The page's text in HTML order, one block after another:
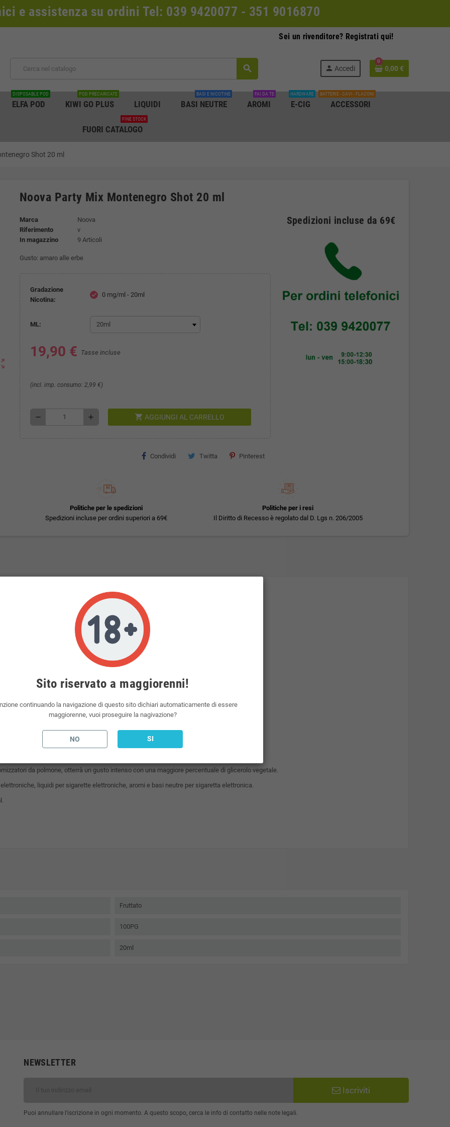
e assistenza su ordini Tel: 039 9420077 - 351 9016870
Sei un rivenditore? Registrati qui!
search person Accedi
0
0,00 €
ELFA POD
DISPOSABLE POD
KIWI GO PLUS
POD PRECARICATE
LIQUIDI BASI NEUTRE
BASI E NICOTINE
AROMI
FAI DA TE
E-CIG
HARDWARE
ACCESSORI
BATTERIE - CAVI - FLACONI
FUORI CATALOGO
FINE STOCK
Shot 20 ml
Noova Party Mix Montenegro Shot 20 ml
Marca
Noova
Riferimento
v
In magazzino
9 Articoli
Gusto: amaro alle erbe
Gradazione
Nicotina:
check 0 mg/ml - 20ml
ML:
19,90 € Tasse incluse
(incl. imp. consumo: 2,99 €)
remove add shopping_cart AGGIUNGI AL CARRELLO
Condividi Twitta Pinterest
Spedizioni incluse da 69€
Politiche per le spedizioni
Spedizioni incluse per ordini superiori a 69€
Politiche per i resi
Il Diritto di Recesso è regolato dal D. Lgs n. 206/2005
10ml per raggiungere la percentuale desiderata.
prezzo del liquido scomposto.
presenti sul mercato. Noova è un marchio del mondo dello svapo.
gradazione in base alle vostre esigenze.
da polmone, otterrà un gusto intenso con una maggiore percentuale di glicerolo vegetale.
liquidi per sigarette elettroniche, aromi e basi neutre per sigaretta elettronica.
Fruttato
100PG
20ml
NEWSLETTER
Iscriviti
Puoi annullare l'iscrizione in ogni momento. A questo scopo, cerca le info di contatto nelle note legali.
Sito riservato a maggiorenni!
continuando la navigazione di questo sito dichiari automaticamente di essere
maggiorenne, vuoi proseguire la nagivazione?
NO SI